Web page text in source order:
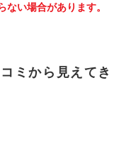
い場合があります。
ミから見えてき